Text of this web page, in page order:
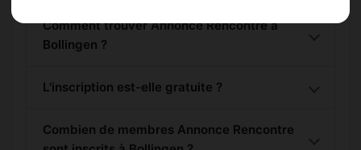
Comment trouver Annonce Rencontre à
Bollingen ?
L'inscription est-elle gratuite ?
Combien de membres Annonce Rencontre